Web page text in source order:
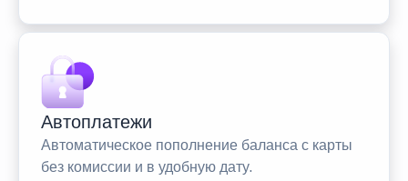
Автоплатежи
Автоматическое пополнение баланса с карты
без комиссии и в удобную дату.